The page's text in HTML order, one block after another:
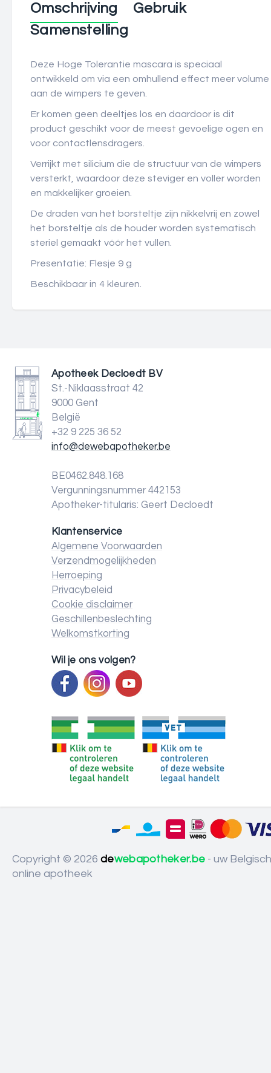
Omschrijving
Gebruik
Samenstelling
Deze Hoge Tolerantie mascara is speciaal
ontwikkeld om via een omhullend effect meer volume
aan de wimpers te geven.
Er komen geen deeltjes los en daardoor is dit
product geschikt voor de meest gevoelige ogen en
voor contactlensdragers.
Verrijkt met silicium die de structuur van de wimpers
versterkt, waardoor deze steviger en voller worden
en makkelijker groeien.
De draden van het borsteltje zijn nikkelvrij en zowel
het borsteltje als de houder worden systematisch
steriel gemaakt vóór het vullen.
Presentatie: Flesje 9 g
Beschikbaar in 4 kleuren.
Apotheek Decloedt BV
St.-Niklaasstraat 42
9000 Gent
België
+32 9 225 36 52
info@dewebapotheker.be
BE0462.848.168
Vergunningsnummer 442153
Apotheker-titularis: Geert Decloedt
Klantenservice
Algemene Voorwaarden
Verzendmogelijkheden
Herroeping
Privacybeleid
Cookie disclaimer
Geschillenbeslechting
Welkomstkorting
Wil je ons volgen?
Copyright © 2026 dewebapotheker.be - uw
online apotheek